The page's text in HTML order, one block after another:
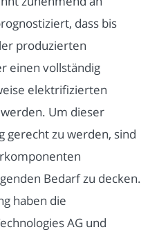
dass bis
produzierten
einen vollständig
elektrifizierten
Um dieser
gerecht zu werden, sind
Bedarf zu decken.
haben die
AG und